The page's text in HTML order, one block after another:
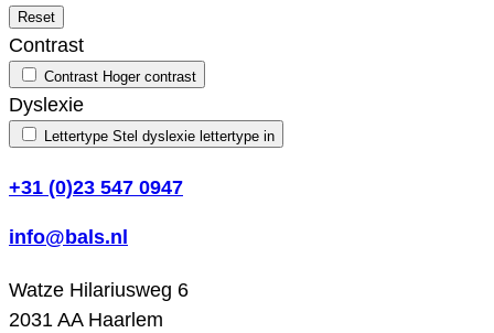
Reset
Contrast
Contrast Hoger contrast
Dyslexie
Lettertype Stel dyslexie lettertype in
+31 (0)23 547 0947
info@bals.nl
Watze Hilariusweg 6
2031 AA Haarlem